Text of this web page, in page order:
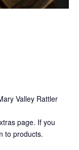
Valley Rattler
page. If you
to products.